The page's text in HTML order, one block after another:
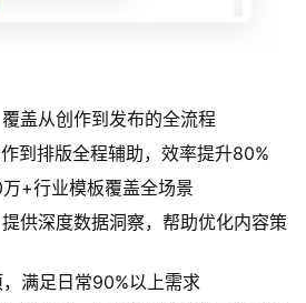
盖从创作到发布的全流程
到排版全程辅助，效率提升80%
+行业模板覆盖全场景
供深度数据洞察，帮助优化内容策
满足日常90%以上需求